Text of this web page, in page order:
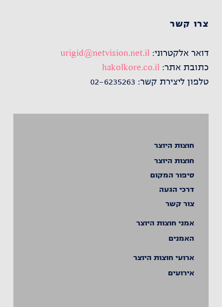
צרו קשר
דואר אלקטרוני: urigid@netvision.net.il
כתובת אתר: hakolkore.co.il
טלפון ליצירת קשר: 02-6235263
חוצות היוצר
חוצות היוצר
סיפור המקום
דרכי הגעה
צור קשר
אמני חוצות היוצר
האמנים
ארועי חוצות היוצר
אירועים